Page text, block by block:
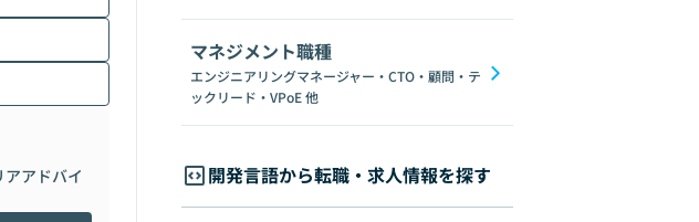
アドバイ
マネジメント職種
エンジニアリングマネージャー・CTO・顧問・テ
ックリード・VPoE他
開発言語から転職・求人情報を探す